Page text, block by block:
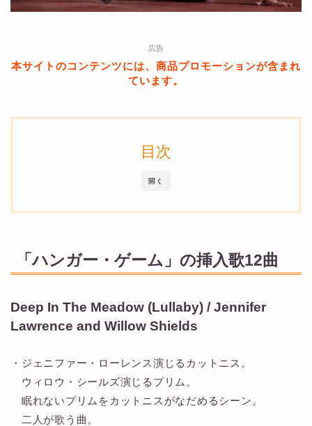
広告
本サイトのコンテンツには、商品プロモーションが含まれ
ています。
開く
目次
「ハンガー・ゲーム」の挿入歌12曲
Deep In The Meadow (Lullaby) / Jennifer
Lawrence and Willow Shields
・ジェニファー・ローレンス演じるカットニス。
ウィロウ・シールズ演じるプリム。
眠れないプリムをカットニスがなだめるシーン。
二人が歌う曲。